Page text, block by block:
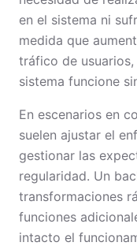
en el sistema ni
medida que
tráfico de
sistema funcione
En escenarios en
suelen ajustar el
gestionar las
regularidad. Un
transformaciones
funciones
intacto el